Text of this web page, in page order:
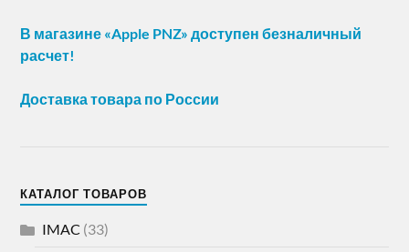
В магазине «Apple PNZ» доступен безналичный
расчет!
Доставка товара по России
КАТАЛОГ ТОВАРОВ
IMAC (33)